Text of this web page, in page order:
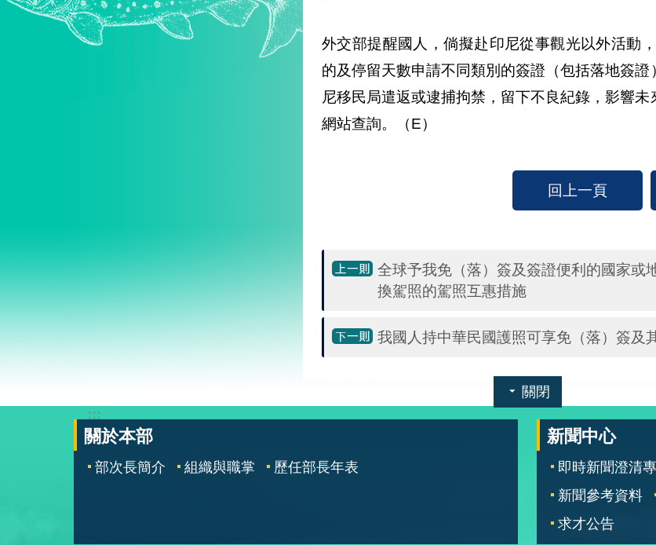
外交部提醒國人，倘擬赴印尼從事觀光以外活動
的及停留天數申請不同類別的簽證（包括落地簽
尼移民局遣返或逮捕拘禁，留下不良紀錄，影響
網站查詢。（E）
回上一頁
全球予我免（落）簽及簽證便利的國家或
換駕照的駕照互惠措施
我國人持中華民國護照可享免（落）簽及
關閉
:::
關於本部
部次長簡介 組織與職掌 歷任部長年表
新聞中心
即時新聞澄清
新聞參考資料
求才公告